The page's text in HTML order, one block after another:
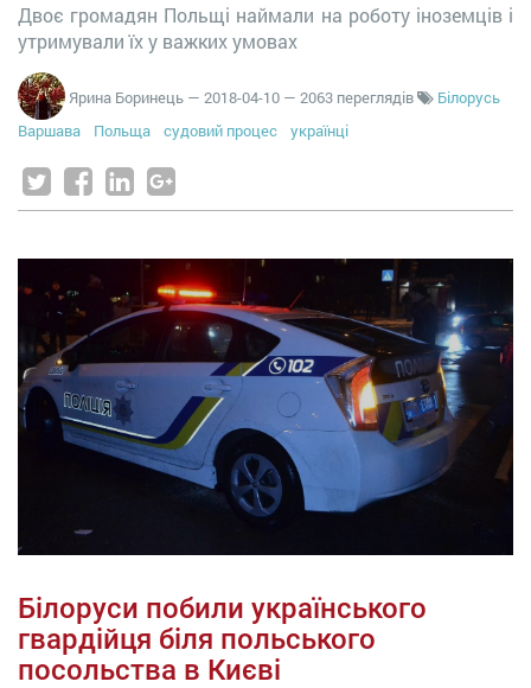
Двоє громадян Польщі наймали на роботу іноземців і
утримували їх у важких умовах
Ярина Боринець — 2018-04-10 — 2063 переглядів
Білорусь
Варшава
Польща судовий процес українці
Білоруси побили українського
гвардійця біля польського
посольства в Києві